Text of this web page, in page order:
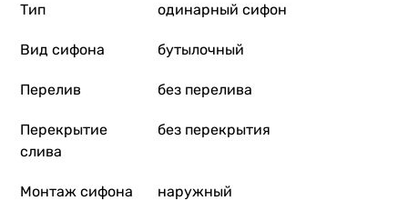
Тип одинарный сифон
Вид сифона бутылочный
Перелив без перелива
Перекрытие
слива
без перекрытия
Монтаж сифона наружный